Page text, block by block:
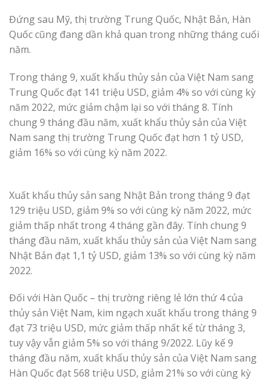
Đứng sau Mỹ, thị trường Trung Quốc, Nhật Bản, Hàn
Quốc cũng đang dần khả quan trong những tháng cuối
năm.
Trong tháng 9, xuất khẩu thủy sản của Việt Nam sang
Trung Quốc đạt 141 triệu USD, giảm 4% so với cùng kỳ
năm 2022, mức giảm chậm lại so với tháng 8. Tính
chung 9 tháng đầu năm, xuất khẩu thủy sản của Việt
Nam sang thị trường Trung Quốc đạt hơn 1 tỷ USD,
giảm 16% so với cùng kỳ năm 2022.
Xuất khẩu thủy sản sang Nhật Bản trong tháng 9 đạt
129 triệu USD, giảm 9% so với cùng kỳ năm 2022, mức
giảm thấp nhất trong 4 tháng gần đây. Tính chung 9
tháng đầu năm, xuất khẩu thủy sản của Việt Nam sang
Nhật Bản đạt 1,1 tỷ USD, giảm 13% so với cùng kỳ năm
2022.
Đối với Hàn Quốc – thị trường riêng lẻ lớn thứ 4 của
thủy sản Việt Nam, kim ngạch xuất khẩu trong tháng 9
đạt 73 triệu USD, mức giảm thấp nhất kể từ tháng 3,
tuy vậy vẫn giảm 5% so với tháng 9/2022. Lũy kế 9
tháng đầu năm, xuất khẩu thủy sản của Việt Nam sang
Hàn Quốc đạt 568 triệu USD, giảm 21% so với cùng kỳ